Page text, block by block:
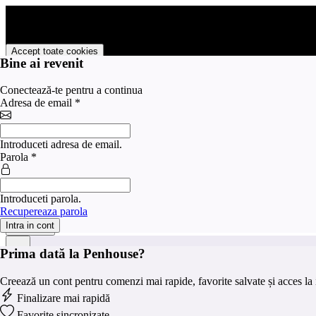
Accept toate cookies
Personalizare cookies
Preferinte pentru cookies
×
Categorie
Strict
necesare
Serviciile de marketing sunt folosite pentru a urmări
valoroase pentru editorii și agenții de publicitate terți.
Analitice
Serviciile de analiză servesc la îmbunătățirea
Salveaza
Bine ai revenit
Conectează-te pentru a continua
Adresa de email *
Introduceti adresa de email.
Parola *
Introduceti parola.
Recupereaza parola
Intra in cont
Prima dată la Penhouse?
Creează un cont pentru comenzi mai rapide, favorite salvate și acces
Finalizare mai rapidă